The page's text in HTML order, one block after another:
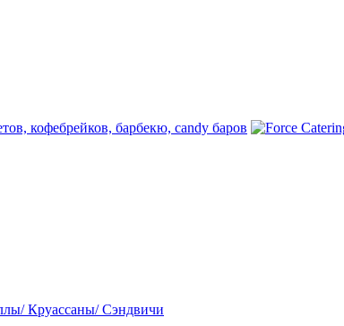
Круассаны/ Сэндвичи